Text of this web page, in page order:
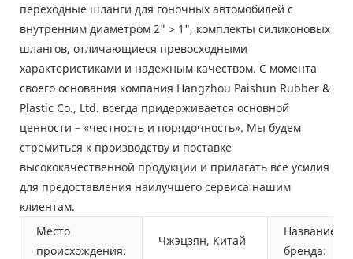
переходные шланги для гоночных автомобилей с
внутренним диаметром 2" > 1", комплекты силиконовых
шлангов, отличающиеся превосходными
характеристиками и надежным качеством. С момента
своего основания компания Hangzhou Paishun Rubber &
Plastic Co., Ltd. всегда придерживается основной
ценности – «честность и порядочность». Мы будем
стремиться к производству и поставке
высококачественной продукции и прилагать все усилия
для предоставления наилучшего сервиса нашим
клиентам.
Место
происхождения:
Чжэцзян, Китай
Название
бренда: